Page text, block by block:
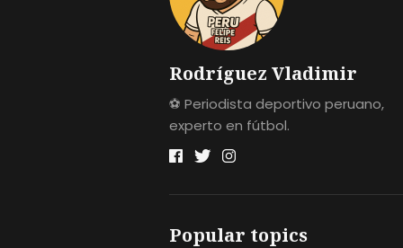
Rodríguez Vladimir
⚽ Periodista deportivo peruano,
experto en fútbol.
Popular topics